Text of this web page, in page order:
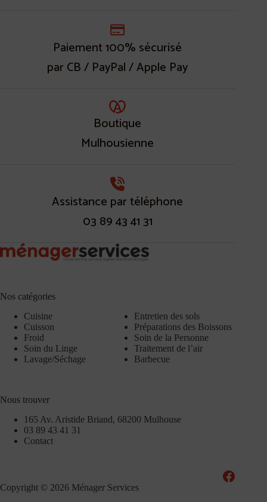
Paiement 100% sécurisé
par CB / PayPal / Apple Pay
Boutique
Mulhousienne
Assistance par téléphone
03 89 43 41 31
Nos catégories
Cuisine
Cuisson
Froid
Soin du Linge
Lavage/Séchage
Entretien des sols
Préparations des Boissons
Soin de la Personne
Traitement de l’air
Barbecue
Nous trouver
165 Av. Aristide Briand, 68200 Mulhouse
03 89 43 41 31
Contact
Copyright © 2026 Ménager Services